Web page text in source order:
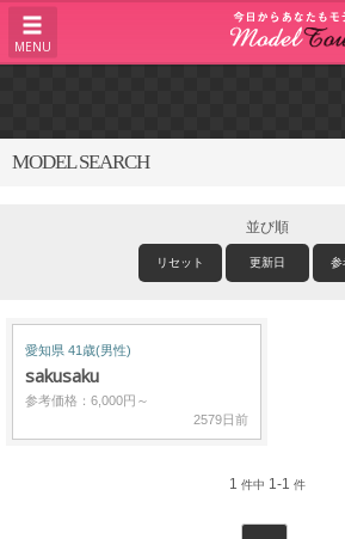
MENU
MODEL SEARCH
並び順
リセット 更新日 参
愛知県 41歳(男性)
sakusaku
参考価格：6,000円～
2579日前
1 件中 1-1 件